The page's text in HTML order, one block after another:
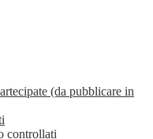
(da pubblicare in
controllati